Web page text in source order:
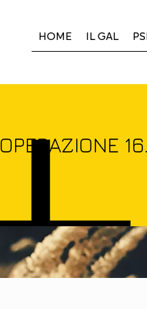
HOME IL GAL
OPERAZIONE